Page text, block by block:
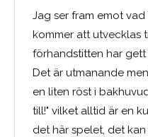
Jag ser fram emot
kommer att utvecklas
förhandstitten har gett
Det är utmanande
en liten röst i
till!" vilket alltid är en
det här spelet, det